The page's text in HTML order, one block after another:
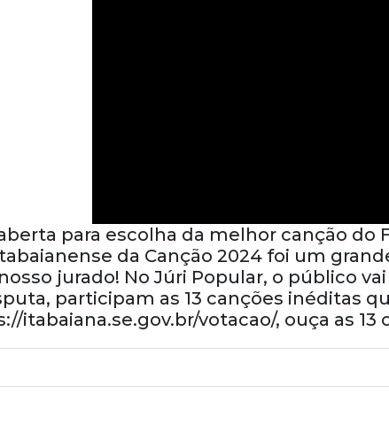
para escolha da melhor canção do
da Canção 2024 foi um
jurado! No Júri Popular, o público
participam as 13 canções inéditas
itabaiana.se.gov.br/votacao/, ouça as